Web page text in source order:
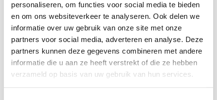
personaliseren, om functies voor social media te bieden
en om ons websiteverkeer te analyseren. Ook delen we
informatie over uw gebruik van onze site met onze
partners voor social media, adverteren en analyse. Deze
partners kunnen deze gegevens combineren met andere
informatie die u aan ze heeft verstrekt of die ze hebben
verzameld op basis van uw gebruik van hun services.
8 januari 2019